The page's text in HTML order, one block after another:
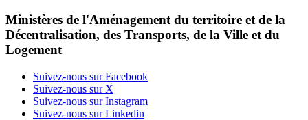
Ministères de l'Aménagement du territoire et de la
Décentralisation, des Transports, de la Ville et du
Logement
Suivez-nous sur Facebook
Suivez-nous sur X
Suivez-nous sur Instagram
Suivez-nous sur Linkedin